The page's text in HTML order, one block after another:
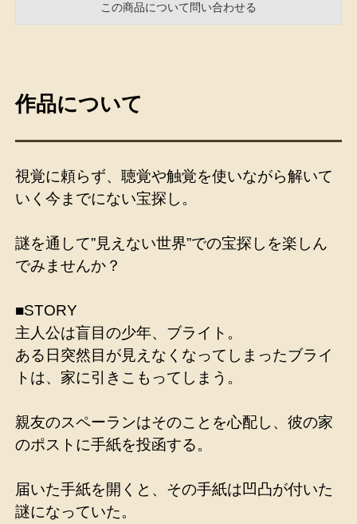
この商品について問い合わせる
作品について
視覚に頼らず、聴覚や触覚を使いながら解いて
いく今までにない宝探し。
謎を通して”見えない世界”での宝探しを楽しん
でみませんか？
■STORY
主人公は盲目の少年、ブライト。
ある日突然目が見えなくなってしまったブライ
トは、家に引きこもってしまう。
親友のスペーランはそのことを心配し、彼の家
のポストに手紙を投函する。
届いた手紙を開くと、その手紙は凹凸が付いた
謎になっていた。